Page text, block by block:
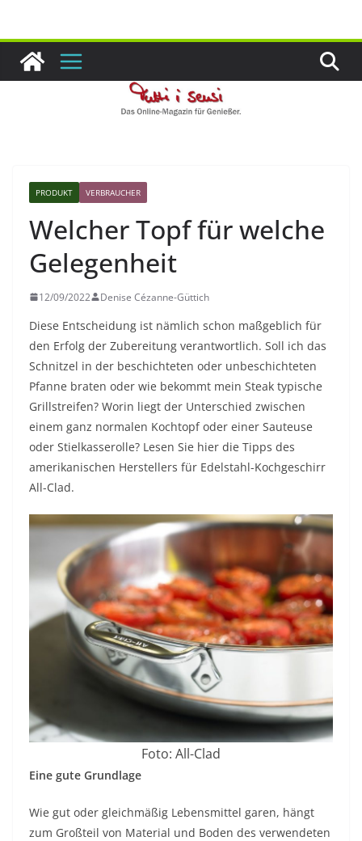
springen
PRODUKT VERBRAUCHER
Welcher Topf für welche
Gelegenheit
12/09/2022 Denise Cézanne-Güttich
Diese Entscheidung ist nämlich schon maßgeblich für
den Erfolg der Zubereitung verantwortlich. Soll ich das
Schnitzel in der beschichteten oder unbeschichteten
Pfanne braten oder wie bekommt mein Steak typische
Grillstreifen? Worin liegt der Unterschied zwischen
einem ganz normalen Kochtopf oder einer Sauteuse
oder Stielkasserolle? Lesen Sie hier die Tipps des
amerikanischen Herstellers für Edelstahl-Kochgeschirr
All-Clad.
Foto: All-Clad
Eine gute Grundlage
Wie gut oder gleichmäßig Lebensmittel garen, hängt
zum Großteil von Material und Boden des verwendeten